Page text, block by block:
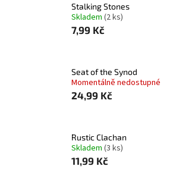
Stalking Stones
Skladem (2 ks)
7,99 Kč
Seat of the Synod
Momentálně nedostupné
24,99 Kč
Rustic Clachan
Skladem (3 ks)
11,99 Kč